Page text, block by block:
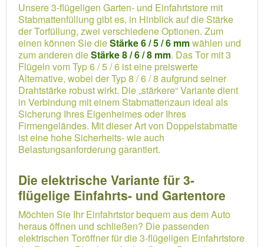
Unsere 3-flügeligen Garten- und Einfahrtstore mit
Stabmattenfüllung gibt es, in Hinblick auf die Stärke
der Torfüllung, zwei verschiedene Optionen. Zum
einen können Sie dieStärke 6 / 5 / 6 mmwählen und
zum anderen dieStärke 8 / 6 / 8 mm. Das Tor mit 3
Flügeln vom Typ 6 / 5 / 6 ist eine preiswerte
Alternative, wobei der Typ 8 / 6 / 8 aufgrund seiner
Drahtstärke robust wirkt. Die „stärkere“ Variante dient
in Verbindung mit einem Stabmattenzaun ideal als
Sicherung Ihres Eigenheimes oder Ihres
Firmengeländes. Mit dieser Art von Doppelstabmatte
ist eine hohe Sicherheits- wie auch
Belastungsanforderung garantiert.
Die elektrische Variante für 3-
flügelige Einfahrts- und Gartentore
Möchten Sie Ihr Einfahrtstor bequem aus dem Auto
heraus öffnen und schließen? Die passenden
elektrischen Toröffner für die 3-flügeligen Einfahrtstore